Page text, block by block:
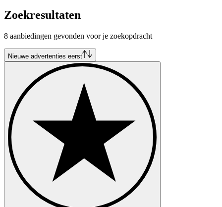
Zoekresultaten
8 aanbiedingen gevonden voor je zoekopdracht
Nieuwe advertenties eerst